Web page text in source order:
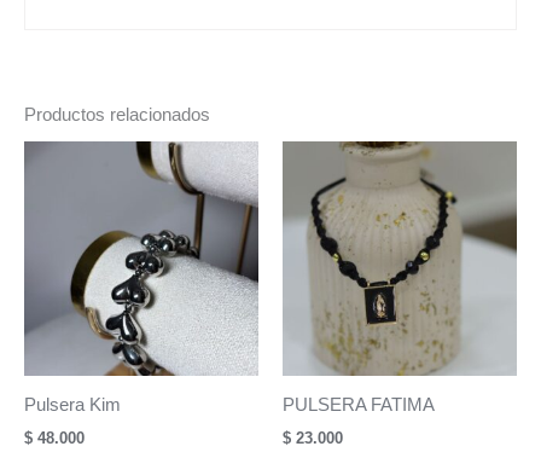
Productos relacionados
Pulsera Kim
$ 48.000
PULSERA FATIMA
$ 23.000